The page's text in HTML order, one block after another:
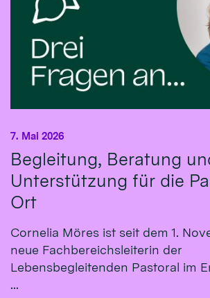
Begleitung, Beratung
Unterstützung für die
Ort
7. Mai 2026
Cornelia Möres ist seit dem 1.
neue Fachbereichsleiterin der
Lebensbegleitenden Pastoral im
...